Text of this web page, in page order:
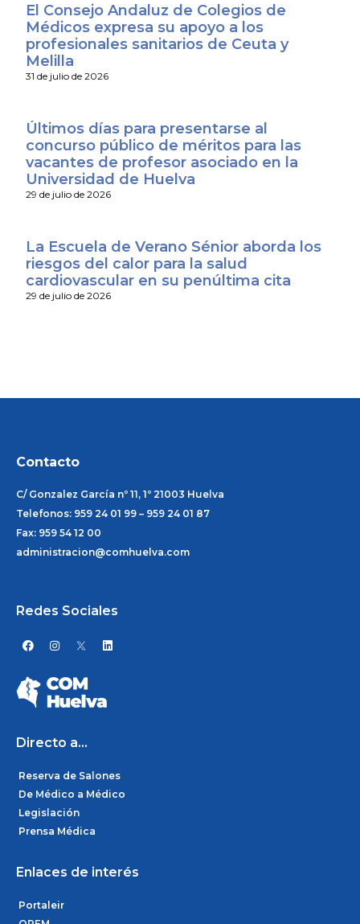
El Consejo Andaluz de Colegios de
Médicos expresa su apoyo a los
profesionales sanitarios de Ceuta y
Melilla
31 de julio de 2026
Últimos días para presentarse al
concurso público de méritos para las
vacantes de profesor asociado en la
Universidad de Huelva
29 de julio de 2026
La Escuela de Verano Sénior aborda los
riesgos del calor para la salud
cardiovascular en su penúltima cita
29 de julio de 2026
Contacto
C/ Gonzalez García nº 11, 1º 21003 Huelva
Telefonos: 959 24 01 99 – 959 24 01 87
Fax: 959 54 12 00
administracion@comhuelva.com
Redes Sociales
F
a
e
b
o
o
I
n
a
g
r
L
i
i
Directo a...
Reserva de Salones
De Médico a Médico
Legislación
Prensa Médica
Enlaces de interés
Portaleir